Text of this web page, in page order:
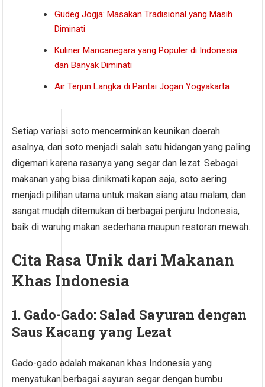
Gudeg Jogja: Masakan Tradisional yang Masih
Diminati
Kuliner Mancanegara yang Populer di Indonesia
dan Banyak Diminati
Air Terjun Langka di Pantai Jogan Yogyakarta
Setiap variasi soto mencerminkan keunikan daerah
asalnya, dan soto menjadi salah satu hidangan yang paling
digemari karena rasanya yang segar dan lezat. Sebagai
makanan yang bisa dinikmati kapan saja, soto sering
menjadi pilihan utama untuk makan siang atau malam, dan
sangat mudah ditemukan di berbagai penjuru Indonesia,
baik di warung makan sederhana maupun restoran mewah.
Cita Rasa Unik dari Makanan
Khas Indonesia
1. Gado-Gado: Salad Sayuran dengan
Saus Kacang yang Lezat
Gado-gado adalah makanan khas Indonesia yang
menyatukan berbagai sayuran segar dengan bumbu